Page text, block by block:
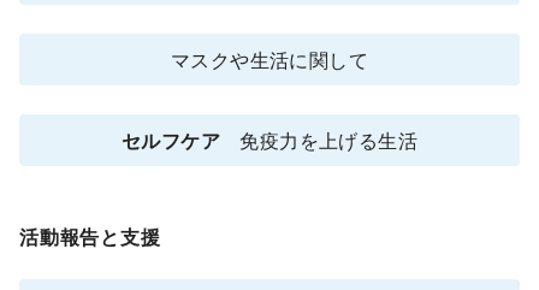
マスクや生活に関して
セルフケア 免疫力を上げる生活
活動報告と支援